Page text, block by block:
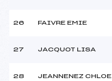
26 FAIVRE EMIE
27 JACQUOT LISA
28 JEANNENEZ CHLOE